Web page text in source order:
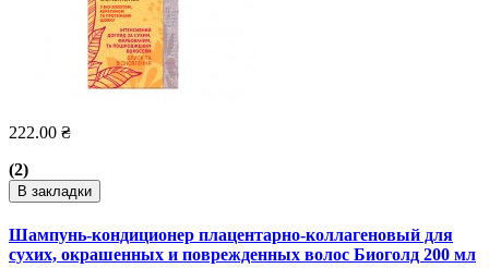
222.00 ₴
(2)
В закладки
Шампунь-кондиционер плацентарно-коллагеновый для
сухих, окрашенных и поврежденных волос Биоголд 200 мл